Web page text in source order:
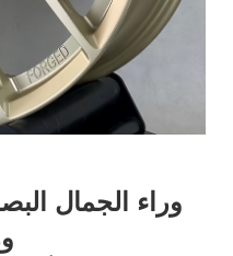
وراء الجمال